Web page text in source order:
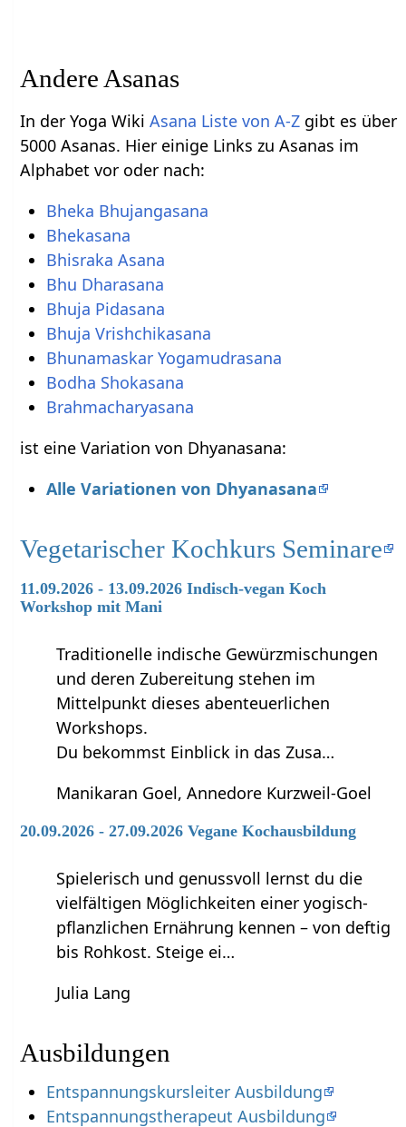
Andere Asanas
In der Yoga WikiAsana Liste von A-Z gibt es über
5000 Asanas. Hier einige Links zu Asanas im
Alphabet vor oder nach:
Bheka Bhujangasana
Bhekasana
Bhisraka Asana
Bhu Dharasana
Bhuja Pidasana
Bhuja Vrishchikasana
Bhunamaskar Yogamudrasana
Bodha Shokasana
Brahmacharyasana
ist eine Variation von Dhyanasana:
Alle Variationen von Dhyanasana
Vegetarischer Kochkurs Seminare
11.09.2026 - 13.09.2026 Indisch-vegan Koch
Workshop mit Mani
Traditionelle indische Gewürzmischungen
und deren Zubereitung stehen im
Mittelpunkt dieses abenteuerlichen
Workshops.
Du bekommst Einblick in das Zusa…
Manikaran Goel, Annedore Kurzweil-Goel
20.09.2026 - 27.09.2026 Vegane Kochausbildung
Spielerisch und genussvoll lernst du die
vielfältigen Möglichkeiten einer yogisch-
pflanzlichen Ernährung kennen – von deftig
bis Rohkost. Steige ei…
Julia Lang
Ausbildungen
Entspannungskursleiter Ausbildung
Entspannungstherapeut Ausbildung